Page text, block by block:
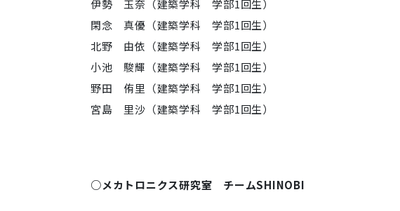
伊勢 玉奈（建築学科 学部1回生）
閑念 真優（建築学科 学部1回生）
北野 由依（建築学科 学部1回生）
小池 駿輝（建築学科 学部1回生）
野田 侑里（建築学科 学部1回生）
宮島 里沙（建築学科 学部1回生）
○メカトロニクス研究室 チームSHINOBI